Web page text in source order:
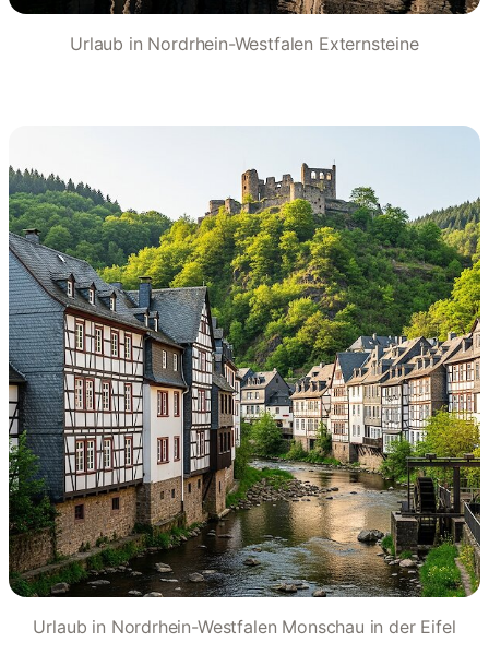
Urlaub in Nordrhein-Westfalen Externsteine
Urlaub in Nordrhein-Westfalen Monschau in der Eifel